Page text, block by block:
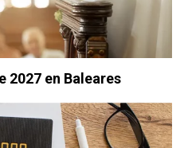
2027 en Baleares